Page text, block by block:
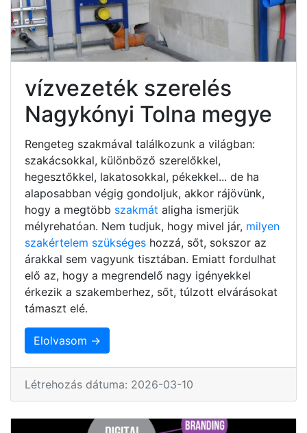
vízvezeték szerelés
Nagykónyi Tolna megye
Rengeteg szakmával találkozunk a világban:
szakácsokkal, különböző szerelőkkel,
hegesztőkkel, lakatosokkal, pékekkel... de ha
alaposabban végig gondoljuk, akkor rájövünk,
hogy a megtöbb szakmát aligha ismerjük
mélyrehatóan. Nem tudjuk, hogy mivel jár, milyen
szakértelem szükséges hozzá, sőt, sokszor az
árakkal sem vagyunk tisztában. Emiatt fordulhat
elő az, hogy a megrendelő nagy igényekkel
érkezik a szakemberhez, sőt, túlzott elvárásokat
támaszt elé.
Elolvasom →
Létrehozás dátuma: 2026-03-10